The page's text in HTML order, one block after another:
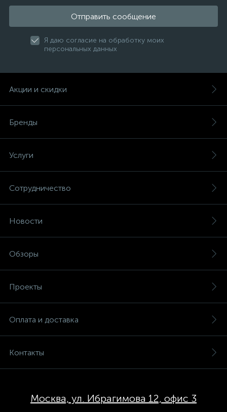
Отправить сообщение
Я даю согласие на обработку моих
персональных данных
Акции и скидки
Бренды
Услуги
Сотрудничество
Новости
Обзоры
Проекты
Оплата и доставка
Контакты
Москва, ул. Ибрагимова 12, офис 3